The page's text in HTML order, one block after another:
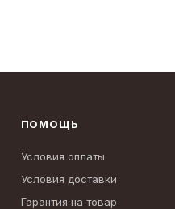
ПОМОЩЬ
Условия оплаты
Условия доставки
Гарантия на товар